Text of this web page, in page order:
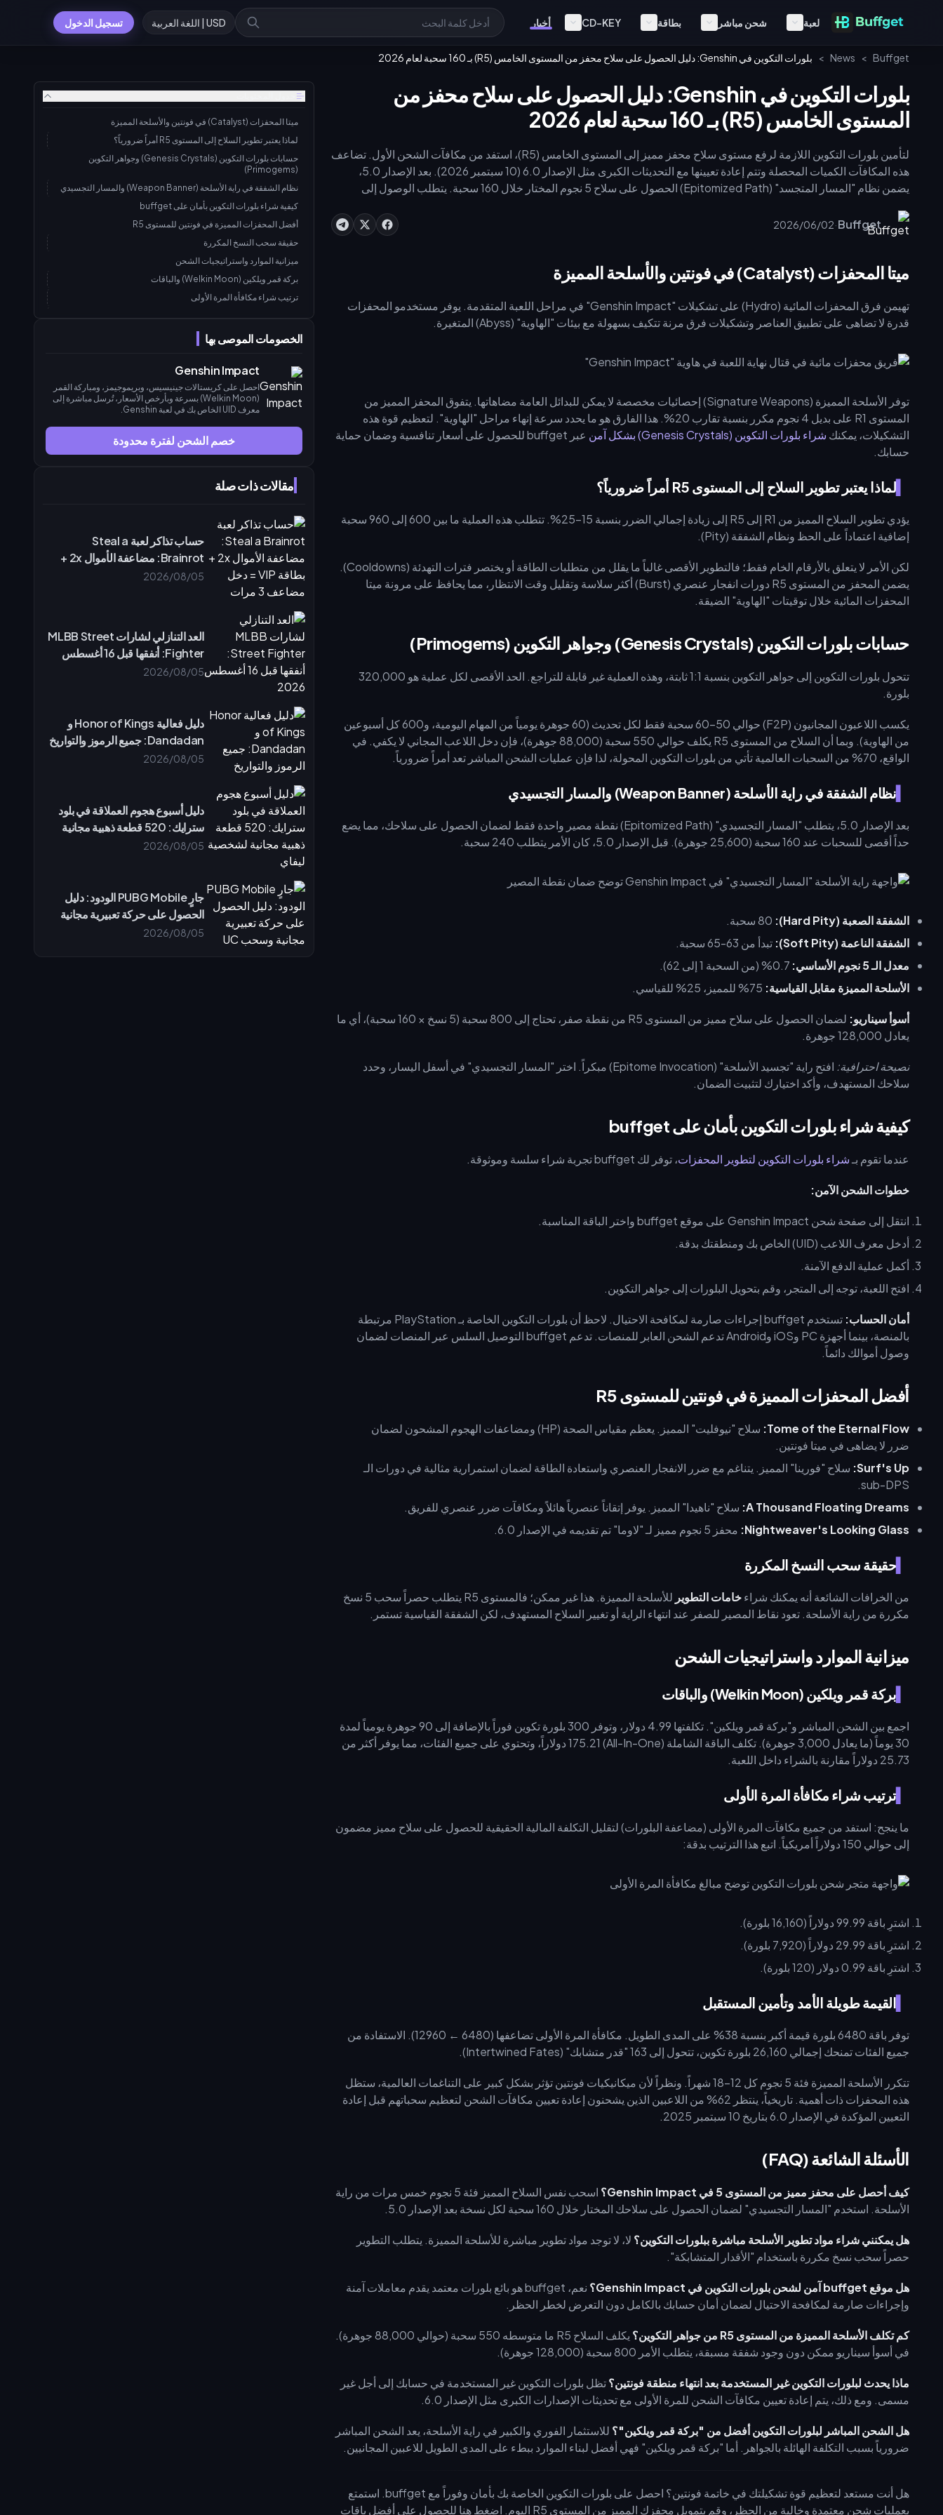
لعبة شحن مباشر بطاقة CD-KEY أخبار USD | اللغة العربية تسجيل الدخول
Buffget
>
News
> بلورات التكوين في Genshin: دليل الحصول على سلاح محفز من المستوى الخامس (R5) بـ 160 سحبة لعام 2026
ميتا المحفزات (Catalyst) في فونتين والأسلحة المميزة
لماذا يعتبر تطوير السلاح إلى المستوى R5 أمراً ضرورياً؟
حسابات بلورات التكوين (Genesis Crystals) وجواهر التكوين
(Primogems)
نظام الشفقة في راية الأسلحة (Weapon Banner) والمسار التجسيدي
كيفية شراء بلورات التكوين بأمان على buffget
أفضل المحفزات المميزة في فونتين للمستوى R5
حقيقة سحب النسخ المكررة
ميزانية الموارد واستراتيجيات الشحن
بركة قمر ويلكين (Welkin Moon) والباقات
ترتيب شراء مكافأة المرة الأولى
القيمة طويلة الأمد وتأمين المستقبل
الأسئلة الشائعة (FAQ)
الخصومات الموصى بها
Genshin Impact
احصل على كريستالات جينيسيس، وبريموجيمز، ومباركة القمر
(Welkin Moon) بسرعة وبأرخص الأسعار، تُرسل مباشرة إلى
معرف UID الخاص بك في لعبة Genshin.
خصم الشحن لفترة محدودة
مقالات ذات صلة
حساب تذاكر لعبة Steal a
Brainrot: مضاعفة الأموال 2x +
بطاقة VIP = دخل مضاعف 3 مرات
2026/08/05
العد التنازلي لشارات MLBB Street
Fighter: أنفقها قبل 16 أغسطس
2026
2026/08/05
دليل فعالية Honor of Kings و
Dandadan: جميع الرموز والتواريخ
2026/08/05
دليل أسبوع هجوم العملاقة في بلود
سترايك: 520 قطعة ذهبية مجانية
لشخصية ليفاي
2026/08/05
جارٍ PUBG Mobile الودود: دليل
الحصول على حركة تعبيرية مجانية
وسحب UC
2026/08/05
بلورات التكوين في Genshin: دليل الحصول على سلاح محفز من
المستوى الخامس (R5) بـ 160 سحبة لعام 2026
لتأمين بلورات التكوين اللازمة لرفع مستوى سلاح محفز مميز إلى المستوى الخامس (R5)، استفد من مكافآت الشحن الأول. تضاعف
هذه المكافآت الكميات المحصلة وتتم إعادة تعيينها مع التحديثات الكبرى مثل الإصدار 6.0 (10 سبتمبر 2026). بعد الإصدار 5.0،
يضمن نظام "المسار المتجسد" (Epitomized Path) الحصول على سلاح 5 نجوم المختار خلال 160 سحبة. يتطلب الوصول إلى
ضرر (DPS) خاتمة منطقة فونتين. Buffget
·
2026/06/02
ميتا المحفزات (Catalyst) في فونتين والأسلحة المميزة
تهيمن فرق المحفزات المائية (Hydro) على تشكيلات "Genshin Impact" في مراحل اللعبة المتقدمة. يوفر مستخدمو المحفزات
قدرة لا تضاهى على تطبيق العناصر وتشكيلات فرق مرنة تتكيف بسهولة مع بيئات "الهاوية" (Abyss) المتغيرة.
توفر الأسلحة المميزة (Signature Weapons) إحصائيات مخصصة لا يمكن للبدائل العامة مضاهاتها. يتفوق المحفز المميز من
المستوى R1 على بديل 4 نجوم مكرر بنسبة تقارب 20%. هذا الفارق هو ما يحدد سرعة إنهاء مراحل "الهاوية". لتعظيم قوة هذه
التشكيلات، يمكنك شراء بلورات التكوين (Genesis Crystals) بشكل آمن
عبر buffget للحصول على أسعار تنافسية وضمان حماية
حسابك.
لماذا يعتبر تطوير السلاح إلى المستوى R5 أمراً ضرورياً؟
يؤدي تطوير السلاح المميز من R1 إلى R5 إلى زيادة إجمالي الضرر بنسبة 15–25%. تتطلب هذه العملية ما بين 600 إلى 960 سحبة
إضافية اعتماداً على الحظ ونظام الشفقة (Pity).
لكن الأمر لا يتعلق بالأرقام الخام فقط؛ فالتطوير الأقصى غالباً ما يقلل من متطلبات الطاقة أو يختصر فترات التهدئة (Cooldowns).
يضمن المحفز من المستوى R5 دورات انفجار عنصري (Burst) أكثر سلاسة وتقليل وقت الانتظار، مما يحافظ على مرونة ميتا
المحفزات المائية خلال توقيتات "الهاوية" الضيقة.
حسابات بلورات التكوين (Genesis Crystals) وجواهر التكوين (Primogems)
تتحول بلورات التكوين إلى جواهر التكوين بنسبة 1:1 ثابتة، وهذه العملية غير قابلة للتراجع. الحد الأقصى لكل عملية هو 320,000
بلورة.
يكسب اللاعبون المجانيون (F2P) حوالي 50–60 سحبة فقط لكل تحديث (60 جوهرة يومياً من المهام اليومية، و600 كل أسبوعين
من الهاوية). وبما أن السلاح من المستوى R5 يكلف حوالي 550 سحبة (88,000 جوهرة)، فإن دخل اللاعب المجاني لا يكفي. في
الواقع، 70% من السحبات العالمية تأتي من بلورات التكوين المحولة، لذا فإن عمليات الشحن المباشر تعد أمراً ضرورياً.
نظام الشفقة في راية الأسلحة (Weapon Banner) والمسار التجسيدي
بعد الإصدار 5.0، يتطلب "المسار التجسيدي" (Epitomized Path) نقطة مصير واحدة فقط لضمان الحصول على سلاحك، مما يضع
حداً أقصى للسحبات عند 160 سحبة (25,600 جوهرة). قبل الإصدار 5.0، كان الأمر يتطلب 240 سحبة.
الشفقة الصعبة (Hard Pity):
الشفقة الناعمة (Soft Pity):
تبدأ من 63-65 سحبة.
معدل الـ 5 نجوم الأساسي:
الأسلحة المميزة مقابل القياسية:
أسوأ سيناريو:
لضمان الحصول على سلاح مميز من المستوى R5 من نقطة صفر، تحتاج إلى 800 سحبة (5 نسخ × 160 سحبة)، أي ما
يعادل 128,000 جوهرة.
نصيحة احترافية:
افتح راية "تجسيد الأسلحة" (Epitome Invocation) مبكراً. اختر "المسار التجسيدي" في أسفل اليسار، وحدد
سلاحك المستهدف، وأكد اختيارك لتثبيت الضمان.
كيفية شراء بلورات التكوين بأمان على buffget
عندما تقوم بـشراء بلورات التكوين لتطوير المحفزات، توفر لك buffget تجربة شراء سلسة وموثوقة.
خطوات الشحن الآمن:
انتقل إلى صفحة شحن Genshin Impact على موقع buffget واختر الباقة المناسبة.
أدخل معرف اللاعب (UID) الخاص بك ومنطقتك بدقة.
أكمل عملية الدفع الآمنة.
افتح اللعبة، توجه إلى المتجر، وقم بتحويل البلورات إلى جواهر التكوين.
أمان الحساب:
تستخدم buffget إجراءات صارمة لمكافحة الاحتيال. لاحظ أن بلورات التكوين الخاصة بـ PlayStation مرتبطة
بالمنصة، بينما أجهزة PC وiOS وAndroid تدعم الشحن العابر للمنصات. تدعم buffget التوصيل السلس عبر المنصات لضمان
وصول أموالك دائماً.
أفضل المحفزات المميزة في فونتين للمستوى R5
Tome of the Eternal Flow:
سلاح "نيوفليت" المميز. يعظم مقياس الصحة (HP) ومضاعفات الهجوم المشحون لضمان
ضرر لا يضاهى في ميتا فونتين.
Surf's Up: سلاح "فورينا" المميز. يتناغم مع ضرر الانفجار العنصري واستعادة الطاقة لضمان استمرارية مثالية في دورات الـ
sub-DPS.
A Thousand Floating Dreams: سلاح "ناهيدا" المميز. يوفر إتقاناً عنصرياً هائلاً ومكافآت ضرر عنصري للفريق.
Nightweaver's Looking Glass: محفز 5 نجوم مميز لـ "لاوما" تم تقديمه في الإصدار 6.0.
حقيقة سحب النسخ المكررة
من الخرافات الشائعة أنه يمكنك شراءخامات التطوير
للأسلحة المميزة. هذا غير ممكن؛ فالمستوى R5 يتطلب حصراً سحب 5 نسخ
مكررة من راية الأسلحة. تعود نقاط المصير للصفر عند انتهاء الراية أو تغيير السلاح المستهدف، لكن الشفقة القياسية تستمر.
ميزانية الموارد واستراتيجيات الشحن
بركة قمر ويلكين (Welkin Moon) والباقات
اجمع بين الشحن المباشر و"بركة قمر ويلكين". تكلفتها 4.99 دولار، وتوفر 300 بلورة تكوين فوراً بالإضافة إلى 90 جوهرة يومياً لمدة
30 يوماً (ما يعادل 3,000 جوهرة). تكلف الباقة الشاملة (All-In-One) 175.21 دولاراً، وتحتوي على جميع الفئات، مما يوفر أكثر من
25.73 دولاراً مقارنة بالشراء داخل اللعبة.
ترتيب شراء مكافأة المرة الأولى
ما ينجح: استفد من جميع مكافآت المرة الأولى (مضاعفة البلورات) لتقليل التكلفة المالية الحقيقية للحصول على سلاح مميز مضمون
إلى حوالي 150 دولاراً أمريكياً. اتبع هذا الترتيب بدقة:
اشترِ باقة 99.99 دولاراً (16,160 بلورة).
اشترِ باقة 29.99 دولاراً (7,920 بلورة).
اشترِ باقة 0.99 دولار (120 بلورة).
القيمة طويلة الأمد وتأمين المستقبل
توفر باقة 6480 بلورة قيمة أكبر بنسبة 38% على المدى الطويل. مكافأة المرة الأولى تضاعفها (6480 ← 12960). الاستفادة من
جميع الفئات تمنحك إجمالي 26,160 بلورة تكوين، تتحول إلى 163 "قدر متشابك" (Intertwined Fates).
تتكرر الأسلحة المميزة فئة 5 نجوم كل 12–18 شهراً. ونظراً لأن ميكانيكيات فونتين تؤثر بشكل كبير على التناغمات العالمية، ستظل
هذه المحفزات ذات أهمية. تاريخياً، ينتظر 62% من اللاعبين الذين يشحنون إعادة تعيين مكافآت الشحن لتعظيم سحباتهم قبل إعادة
التعيين المؤكدة في الإصدار 6.0 بتاريخ 10 سبتمبر 2025.
الأسئلة الشائعة (FAQ)
كيف أحصل على محفز مميز من المستوى 5 في Genshin Impact؟
اسحب نفس السلاح المميز فئة 5 نجوم خمس مرات من راية
الأسلحة. استخدم "المسار التجسيدي" لضمان الحصول على سلاحك المختار خلال 160 سحبة لكل نسخة بعد الإصدار 5.0.
هل يمكنني شراء مواد تطوير الأسلحة مباشرة ببلورات التكوين؟ لا، لا توجد مواد تطوير مباشرة للأسلحة المميزة. يتطلب التطوير
حصراً سحب نسخ مكررة باستخدام "الأقدار المتشابكة".
هل موقع buffget آمن لشحن بلورات التكوين في Genshin Impact؟
نعم، buffget هو بائع بلورات معتمد يقدم معاملات آمنة
وإجراءات صارمة لمكافحة الاحتيال لضمان أمان حسابك بالكامل دون التعرض لخطر الحظر.
كم تكلف الأسلحة المميزة من المستوى R5 من جواهر التكوين؟
يكلف السلاح R5 ما متوسطه 550 سحبة (حوالي 88,000 جوهرة).
في أسوأ سيناريو ممكن دون وجود شفقة مسبقة، يتطلب الأمر 800 سحبة (128,000 جوهرة).
ماذا يحدث لبلورات التكوين غير المستخدمة بعد انتهاء منطقة فونتين؟تظل بلورات التكوين غير المستخدمة في حسابك إلى أجل غير
مسمى. ومع ذلك، يتم إعادة تعيين مكافآت الشحن للمرة الأولى مع تحديثات الإصدارات الكبرى مثل الإصدار 6.0.
هل الشحن المباشر لبلورات التكوين أفضل من "بركة قمر ويلكين"؟ للاستثمار الفوري والكبير في راية الأسلحة، يعد الشحن المباشر
ضرورياً بسبب التكلفة الهائلة بالجواهر. أما "بركة قمر ويلكين" فهي أفضل لبناء الموارد ببطء على المدى الطويل للاعبين المجانيين.
هل أنت مستعد لتعظيم قوة تشكيلتك في خاتمة فونتين؟ احصل على بلورات التكوين الخاصة بك بأمان وفوراً مع buffget. استمتع
بعمليات شحن معتمدة وخالية من الحظر، وقم بتمويل محفزك المميز من المستوى R5 اليوم. اضغط هنا للحصول على أفضل باقات